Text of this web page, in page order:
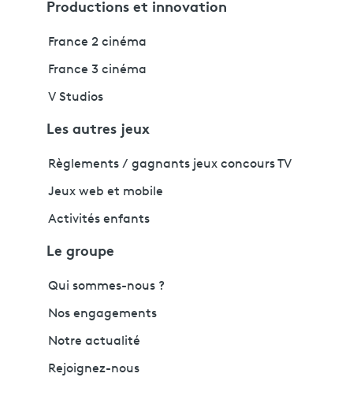
Productions et innovation
France 2 cinéma
France 3 cinéma
V Studios
Les autres jeux
Règlements / gagnants jeux concours TV
Jeux web et mobile
Activités enfants
Le groupe
Qui sommes-nous ?
Nos engagements
Notre actualité
Rejoignez-nous